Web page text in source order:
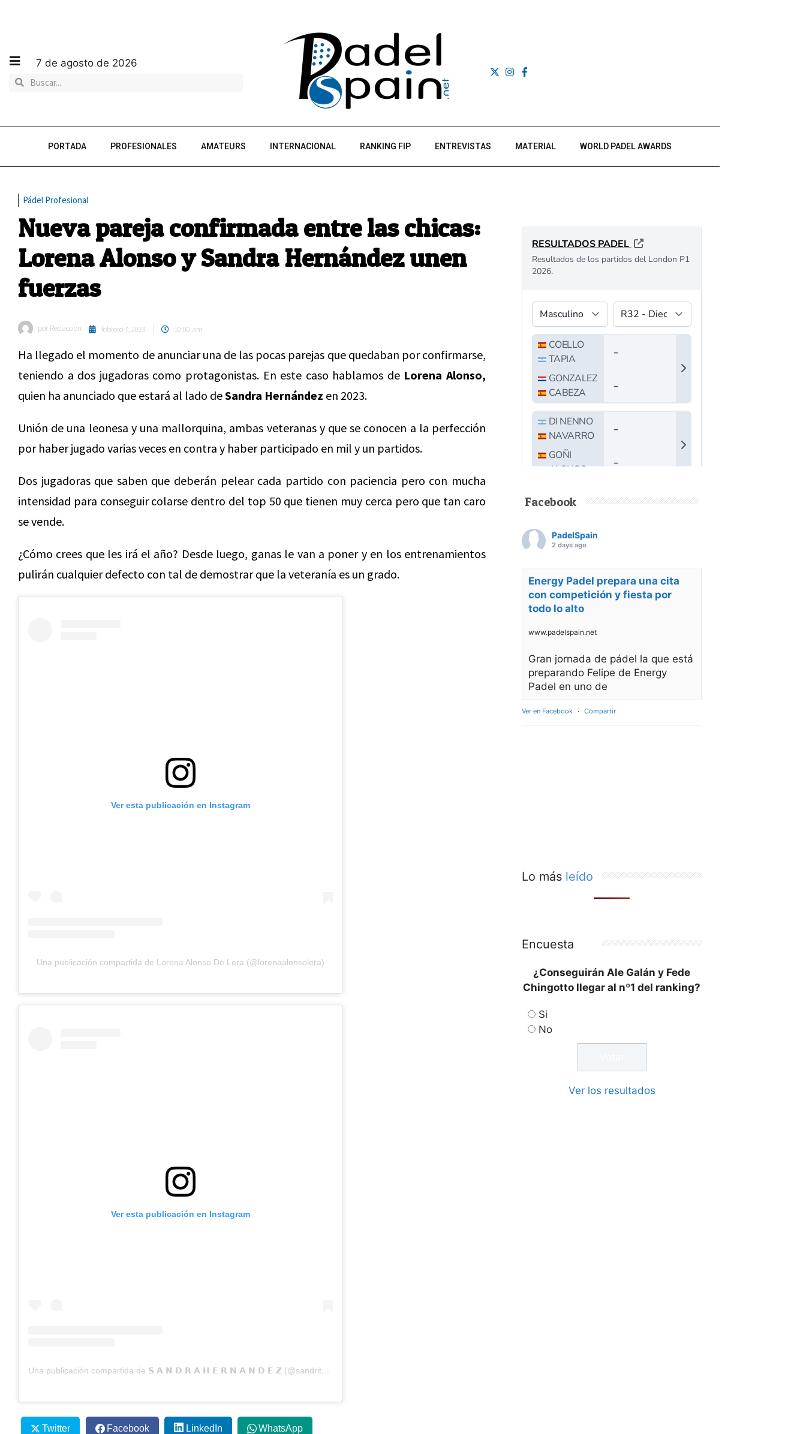
7 de agosto de 2026
PORTADA PROFESIONALES AMATEURS INTERNACIONAL RANKING FIP ENTREVISTAS MATERIAL WORLD PADEL AWARDS
Pádel Profesional
Nueva pareja confirmada entre las chicas:
Lorena Alonso y Sandra Hernández unen
fuerzas
por Redaccion febrero 7, 2023 10:00 am
Ha llegado el momento de anunciar una de las pocas parejas que quedaban por confirmarse,
teniendo a dos jugadoras como protagonistas. En este caso hablamos de Lorena Alonso,
quien ha anunciado que estará al lado deSandra Hernández en 2023.
Unión de una leonesa y una mallorquina, ambas veteranas y que se conocen a la perfección
por haber jugado varias veces en contra y haber participado en mil y un partidos.
Dos jugadoras que saben que deberán pelear cada partido con paciencia pero con mucha
intensidad para conseguir colarse dentro del top 50 que tienen muy cerca pero que tan caro
se vende.
¿Cómo crees que les irá el año? Desde luego, ganas le van a poner y en los entrenamientos
pulirán cualquier defecto con tal de demostrar que la veteranía es un grado.
Ver esta publicación en Instagram
Una publicación compartida de Lorena Alonso De Lera (@lorenaalonsolera)
Ver esta publicación en Instagram
Una publicación compartida de 𝗦 𝗔 𝗡 𝗗 𝗥 𝗔 𝗛 𝗘 𝗥 𝗡 𝗔 𝗡 𝗗 𝗘 𝗭 (@sandritahernandezc)
Twitter Facebook LinkedIn WhatsApp
Facebook
PadelSpain
2 days ago
Energy Padel prepara una cita
con competición y fiesta por
todo lo alto
www.padelspain.net
Gran jornada de pádel la que está
preparando Felipe de Energy
Padel en uno de
Ver en Facebook · Compartir
Lo más leído
Encuesta
¿Conseguirán Ale Galán y Fede
Chingotto llegar al nº1 del ranking?
Si
No
Ver los resultados